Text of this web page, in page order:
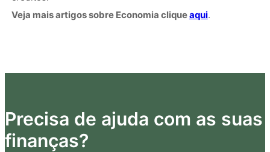
Veja mais artigos sobre Economia cliqueaqui.
Precisa de ajuda com as suas
finanças?